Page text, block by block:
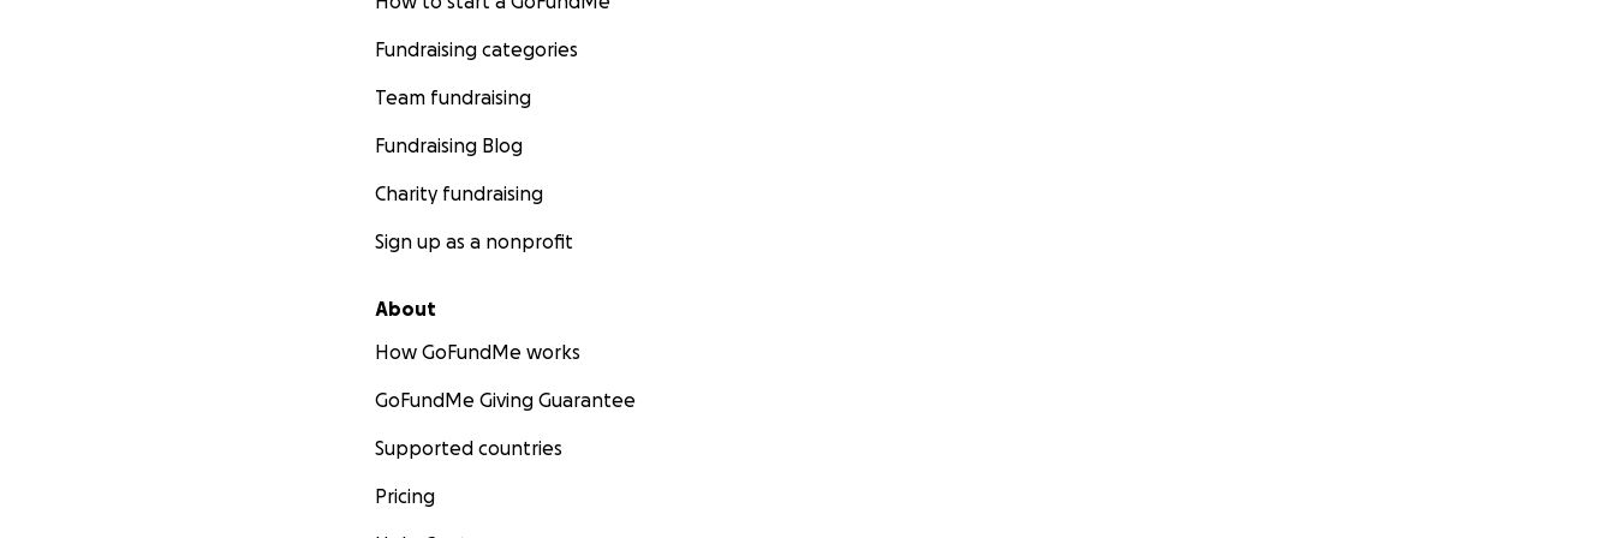
Fundraising categories
Team fundraising
Fundraising Blog
Charity fundraising
Sign up as a nonprofit
About
How GoFundMe works
GoFundMe Giving Guarantee
Supported countries
Pricing